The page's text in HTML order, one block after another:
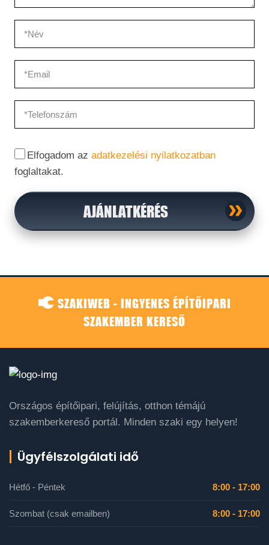
Elfogadom az adatkezelési nyilatkozatban
foglaltakat.
AJÁNLATKÉRÉS
SZAKIWEB - INGYENES ÉPÍTŐIPARI
SZAKEMBER KERESŐ
Országos építőipari, felújítás, otthon témájú
szakemberkereső portál. Minden szaki egy helyen!
Ügyfélszolgálati idő
Hétfő - Péntek 8:00 - 17:00
Szombat (csak emailben) 8:00 - 17:00